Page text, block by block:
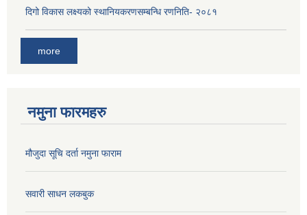
दिगो विकास लक्ष्यको स्थानियकरणसम्बन्धि रणनिति- २०८१
more
नमुना फारमहरु
मौजुदा सूचि दर्ता नमुना फाराम
सवारी साधन लकबुक